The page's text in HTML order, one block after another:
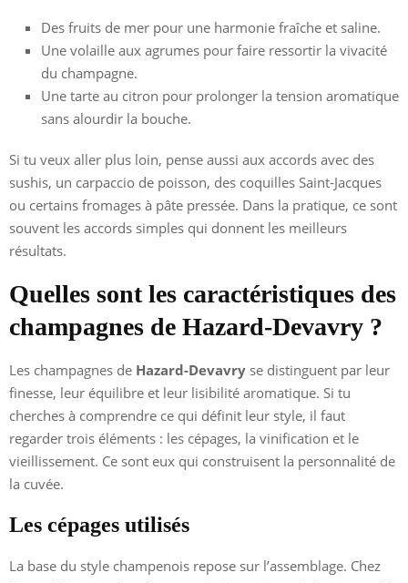
Des fruits de mer pour une harmonie fraîche et saline.
Une volaille aux agrumes pour faire ressortir la vivacité
du champagne.
Une tarte au citron pour prolonger la tension aromatique
sans alourdir la bouche.
Si tu veux aller plus loin, pense aussi aux accords avec des
sushis, un carpaccio de poisson, des coquilles Saint-Jacques
ou certains fromages à pâte pressée. Dans la pratique, ce sont
souvent les accords simples qui donnent les meilleurs
résultats.
Quelles sont les caractéristiques des
champagnes de Hazard-Devavry ?
Les champagnes de Hazard-Devavry se distinguent par leur
finesse, leur équilibre et leur lisibilité aromatique. Si tu
cherches à comprendre ce qui définit leur style, il faut
regarder trois éléments : les cépages, la vinification et le
vieillissement. Ce sont eux qui construisent la personnalité de
la cuvée.
Les cépages utilisés
La base du style champenois repose sur l’assemblage. Chez